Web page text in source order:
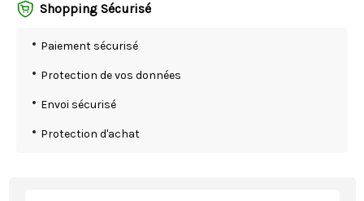
Shopping Sécurisé
Paiement sécurisé
Protection de vos données
Envoi sécurisé
Protection d'achat